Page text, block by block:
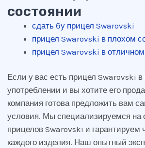
состоянии
сдать бу прицел Swarovski
прицел Swarovski в плохом
прицел Swarovski в
Если у вас есть прицел Swarovski
употреблении и вы хотите его
компания готова предложить вам
условия. Мы специализируемся на
прицелов Swarovski и гарантируем
каждого изделия. Наш опытный